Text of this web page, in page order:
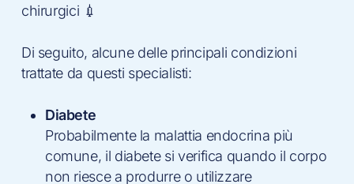
chirurgici 💉
Di seguito, alcune delle principali condizioni
trattate da questi specialisti:
Diabete
Probabilmente la malattia endocrina più
comune, il diabete si verifica quando il corpo
non riesce a produrre o utilizzare